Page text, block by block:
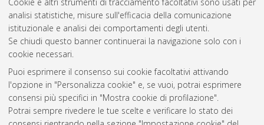
analisi statistiche, misure sull'efficacia della comunicazione
istituzionale e analisi dei comportamenti degli utenti.
Se chiudi questo banner continuerai la navigazione solo con i
cookie necessari.
Puoi esprimere il consenso sui cookie facoltativi attivando
l'opzione in "Personalizza cookie" e, se vuoi, potrai esprimere
consensi più specifici in "Mostra cookie di profilazione".
Potrai sempre rivedere le tue scelte e verificare lo stato dei
Gestione del documento:
Atom
Rss 1.0
Rss 2.0